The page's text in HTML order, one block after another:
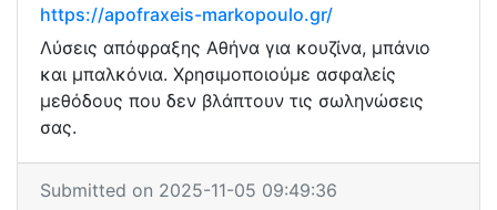
https://apofraxeis-markopoulo.gr/
Λύσεις απόφραξης Αθήνα για κουζίνα, μπάνιο
και μπαλκόνια. Χρησιμοποιούμε ασφαλείς
μεθόδους που δεν βλάπτουν τις σωληνώσεις
σας.
Submitted on 2025-11-05 09:49:36